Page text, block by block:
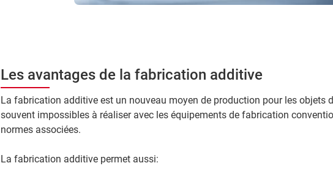
Les avantages de la fabrication additive
La fabrication additive est un nouveau moyen de production pour les objets
souvent impossibles à réaliser avec les équipements de fabrication
normes associées.
La fabrication additive permet aussi: